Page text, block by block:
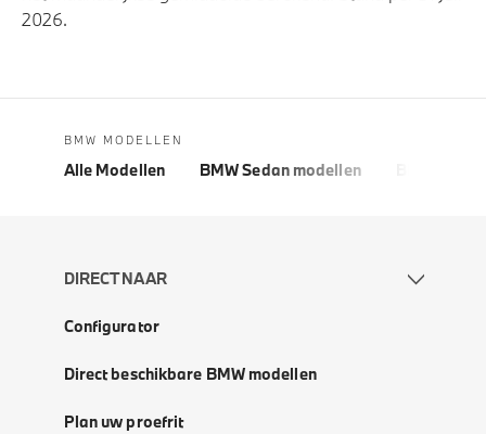
2026.
BMW MODELLEN
Alle Modellen BMW Sedan modellen
DIRECT NAAR
Configurator
Direct beschikbare BMW modellen
Plan uw proefrit